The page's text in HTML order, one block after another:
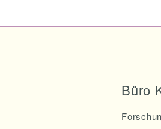
Büro